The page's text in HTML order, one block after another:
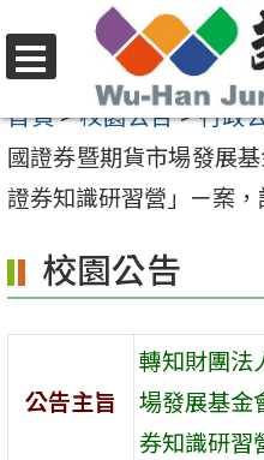
至
要
內
區
選
單
首頁>校園公告>行政
國證券暨期貨市場發展
證券知識研習營」ㄧ案，
校園公告
公告主旨
轉知財團法
場發展基金
券知識研習